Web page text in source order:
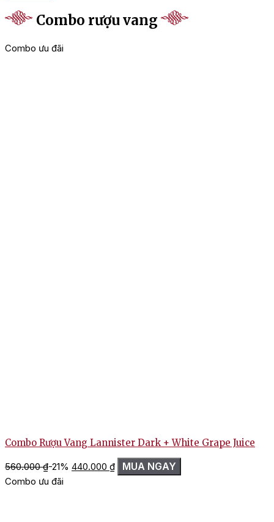
999.000 ₫.
Combo rượu vang
Combo ưu đãi
Combo Rượu Vang Lannister Dark + White Grape Juice
560.000₫-21% Giá
gốc
440.000 ₫Giá
hiện
MUA NGAY
Combo ưu đãi